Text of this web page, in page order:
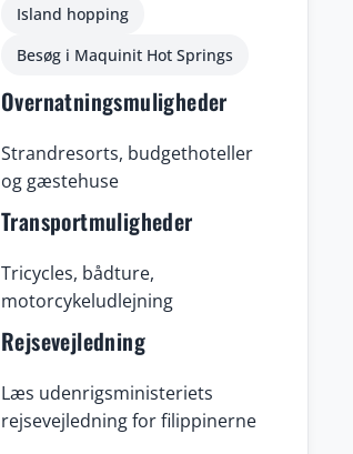
Island hopping
Besøg i Maquinit Hot Springs
Overnatningsmuligheder
Strandresorts, budgethoteller
og gæstehuse
Transportmuligheder
Tricycles, bådture,
motorcykeludlejning
Rejsevejledning
Læs udenrigsministeriets
rejsevejledning for filippinerne